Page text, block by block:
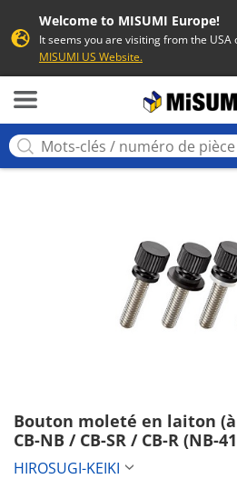
Welcome to MISUMI Europe!
It seems you are visiting from the USA
MISUMI US Website.
Bouton moleté en laiton (à
CB-NB / CB-SR / CB-R (NB-
HIROSUGI-KEIKI